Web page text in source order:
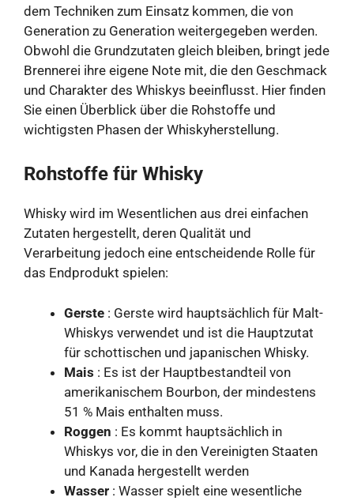
dem Techniken zum Einsatz kommen, die von
Generation zu Generation weitergegeben werden.
Obwohl die Grundzutaten gleich bleiben, bringt jede
Brennerei ihre eigene Note mit, die den Geschmack
und Charakter des Whiskys beeinflusst. Hier finden
Sie einen Überblick über die Rohstoffe und
wichtigsten Phasen der Whiskyherstellung.
Rohstoffe für Whisky
Whisky wird im Wesentlichen aus drei einfachen
Zutaten hergestellt, deren Qualität und
Verarbeitung jedoch eine entscheidende Rolle für
das Endprodukt spielen:
Gerste : Gerste wird hauptsächlich für Malt-
Whiskys verwendet und ist die Hauptzutat
für schottischen und japanischen Whisky.
Mais : Es ist der Hauptbestandteil von
amerikanischem Bourbon, der mindestens
51 % Mais enthalten muss.
Roggen : Es kommt hauptsächlich in
Whiskys vor, die in den Vereinigten Staaten
und Kanada hergestellt werden
Wasser : Wasser spielt eine wesentliche